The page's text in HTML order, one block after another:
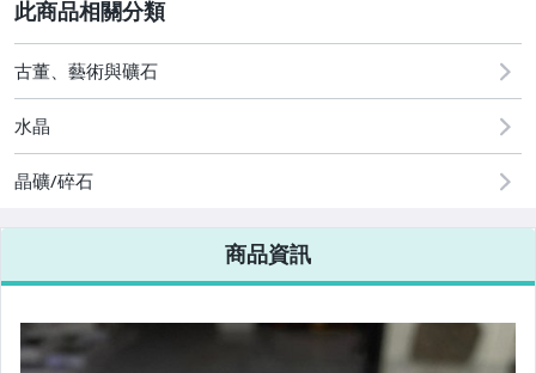
其它
[全店] 周年慶
[全店] 粉絲專享
古董、藝術與礦石
水晶
晶礦/碎石
商品資訊